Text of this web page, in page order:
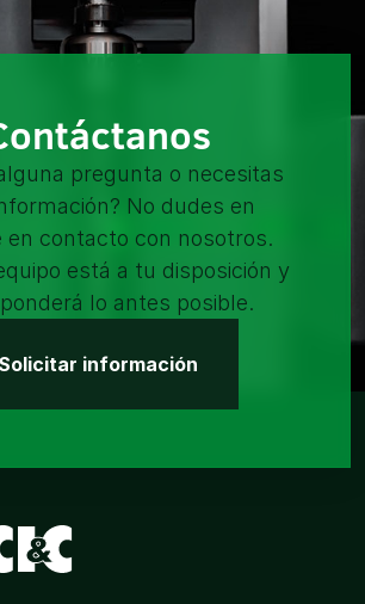
pregunta o necesitas
No dudes en
en contacto con nosotros.
está a tu disposición y
lo antes posible.
Solicitar información